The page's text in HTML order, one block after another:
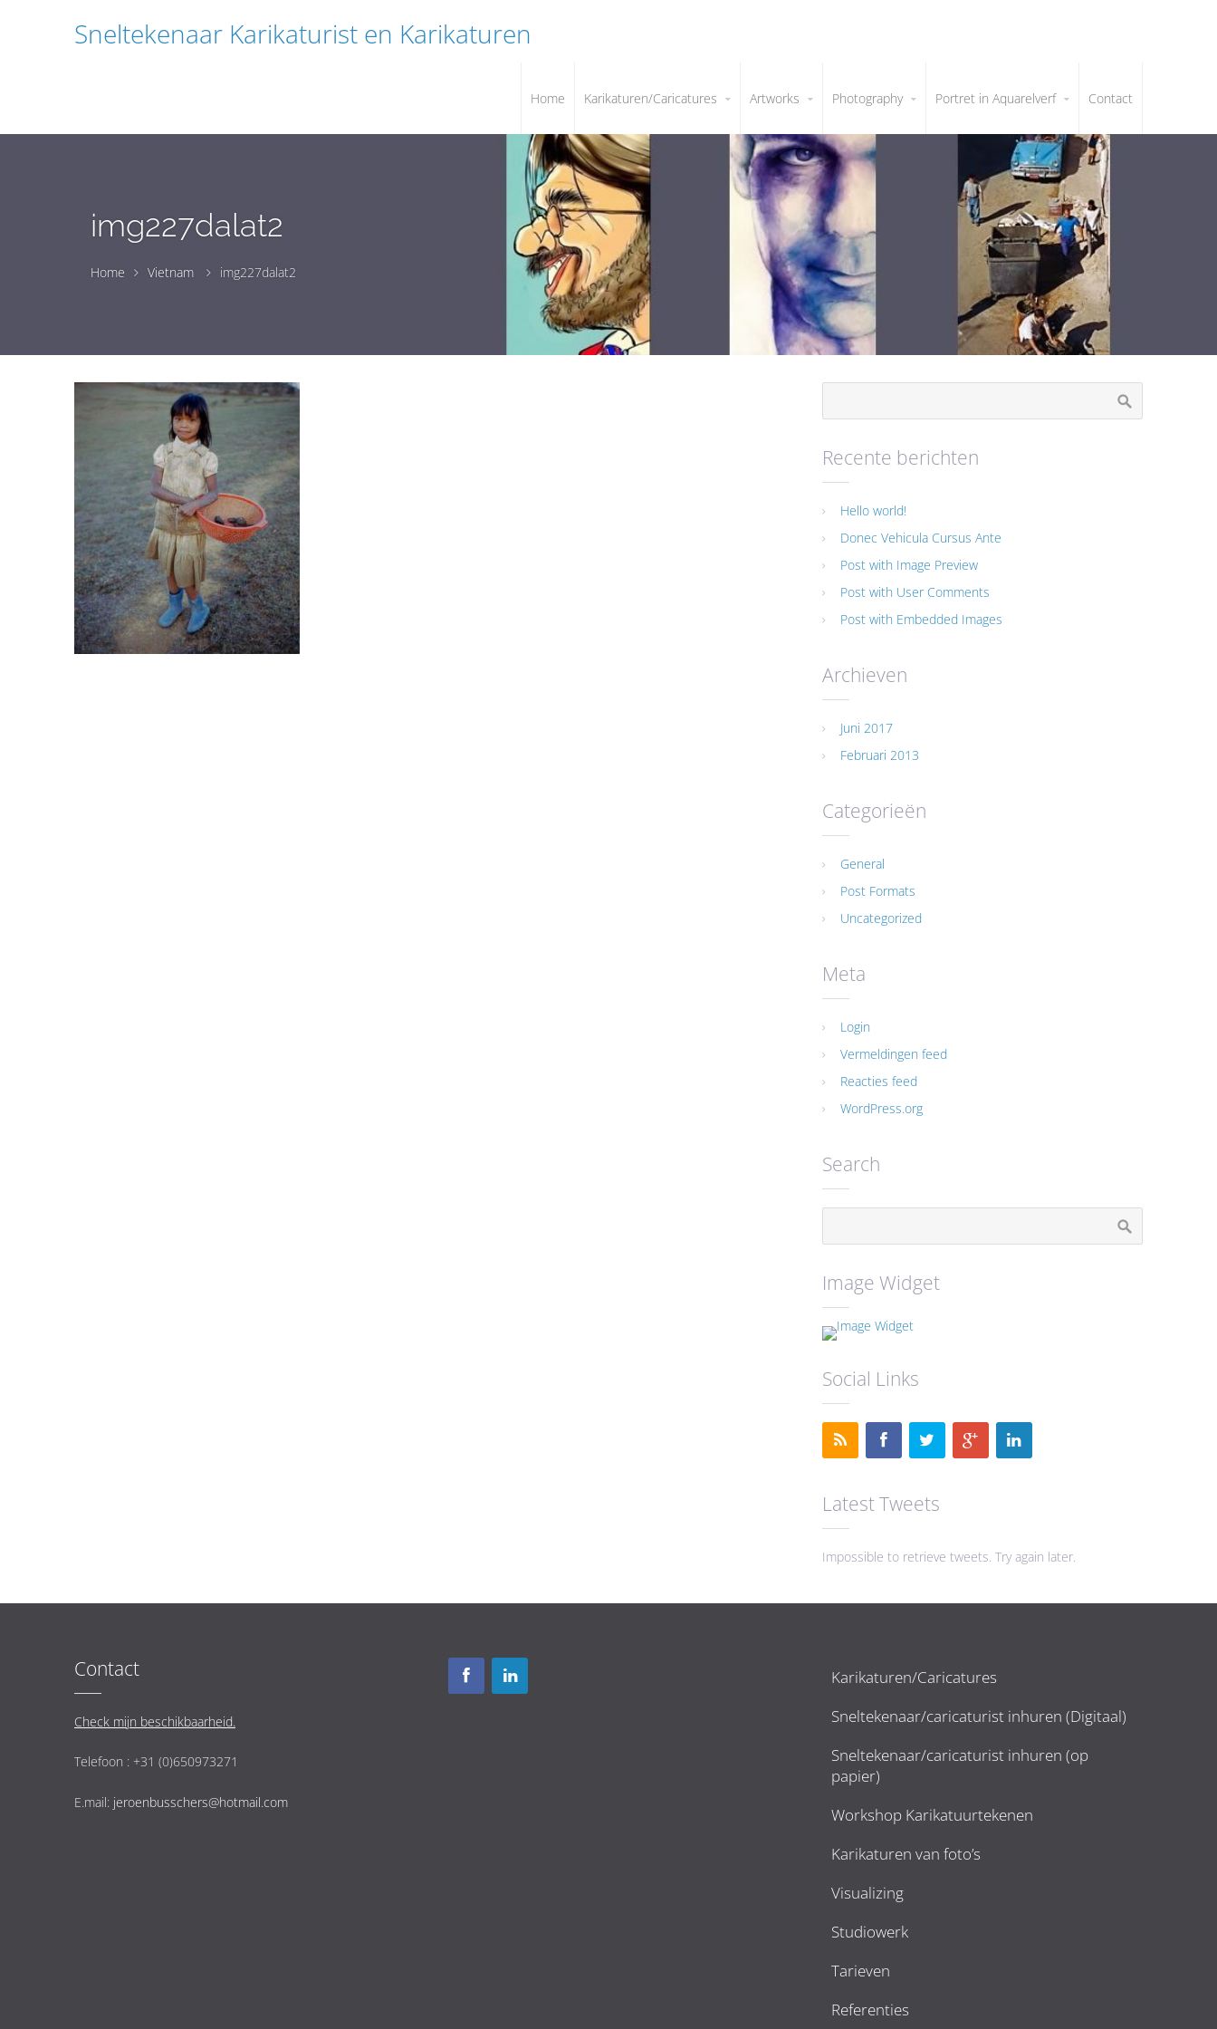
Sneltekenaar Karikaturist en Karikaturen
Home Karikaturen/Caricatures Artworks Photography Portret in Aquarelverf Contact
img227dalat2
Home Vietnam img227dalat2
Recente berichten
Hello world!
Donec Vehicula Cursus Ante
Post with Image Preview
Post with User Comments
Post with Embedded Images
Archieven
Juni 2017
Februari 2013
Categorieën
General
Post Formats
Uncategorized
Meta
Login
Vermeldingen feed
Reacties feed
WordPress.org
Search
Image Widget
Social Links
Latest Tweets
Impossible to retrieve tweets. Try again later.
Contact
Check mijn beschikbaarheid.
Telefoon : +31 (0)650973271
E.mail: jeroenbusschers@hotmail.com
Karikaturen/Caricatures
Sneltekenaar/caricaturist inhuren (Digitaal)
Sneltekenaar/caricaturist inhuren (op
papier)
Workshop Karikatuurtekenen
Karikaturen van foto’s
Visualizing
Studiowerk
Tarieven
Referenties